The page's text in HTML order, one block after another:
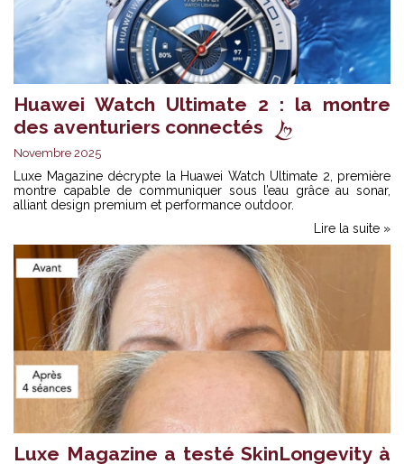
Huawei Watch Ultimate 2 : la montre
des aventuriers connectés
Novembre 2025
Luxe Magazine décrypte la Huawei Watch Ultimate 2, première
montre capable de communiquer sous l’eau grâce au sonar,
alliant design premium et performance outdoor.
Lire la suite »
Luxe Magazine a testé SkinLongevity à